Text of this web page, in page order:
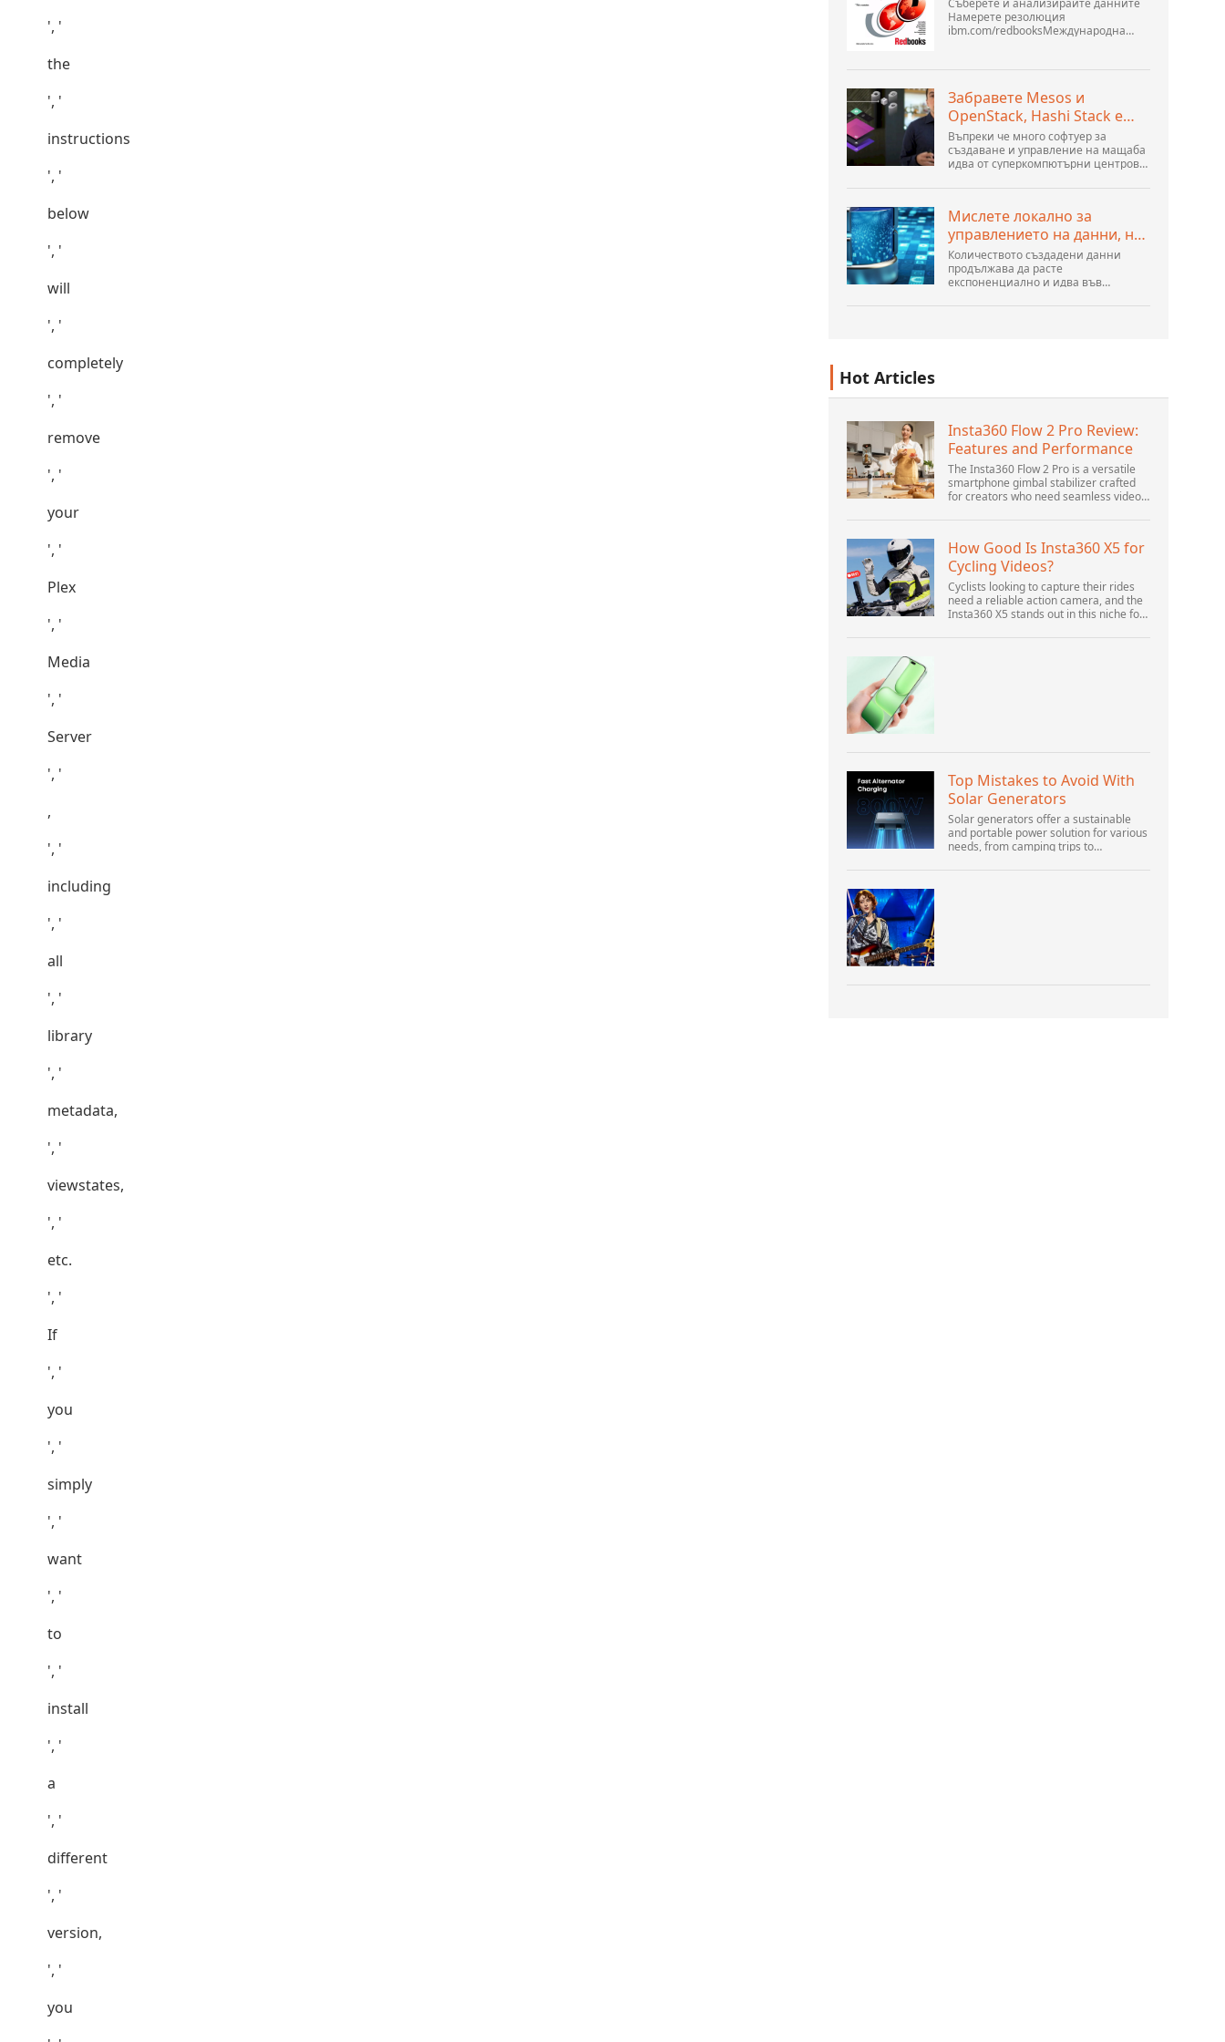
', '
the
', '
instructions
', '
below
', '
will
', '
completely
', '
remove
', '
your
', '
Plex
', '
Media
', '
Server
', '
,
', '
including
', '
all
', '
library
', '
metadata,
', '
viewstates,
', '
etc.
', '
If
', '
you
', '
simply
', '
want
', '
to
', '
install
', '
a
', '
different
', '
version,
', '
you
Съберете и анализирайте данните
Намерете резолюция
ibm.com/redbooksМеждународна
Server V6 Определяне на проблеми
Ноември 2005 г. SG2...
Забравете Mesos и
OpenStack, Hashi Stack е
новата следваща
платформа
Въпреки че много софтуер за
създаване и управление на мащаба
идва от суперкомпютърни центрове,
създатели на публични облаци, все
направени от хората...
Мислете локално за
управлението на данни, но
действайте глобално
Количеството създадени данни
продължава да расте
експоненциално и идва във
безброй места. Той е структуриран и
Hot Articles
Insta360 Flow 2 Pro Review:
Features and Performance
The Insta360 Flow 2 Pro is a versatile
smartphone gimbal stabilizer crafted
for creators who need seamless video
for vlogging, live streaming, and video
How Good Is Insta360 X5 for
Cycling Videos?
Cyclists looking to capture their rides
need a reliable action camera, and the
Insta360 X5 stands out in this niche for
Offering top-of-the-line 8K 360° video
Top Mistakes to Avoid With
Solar Generators
Solar generators offer a sustainable
and portable power solution for various
needs, from camping trips to
popularity increases, it’s vital to